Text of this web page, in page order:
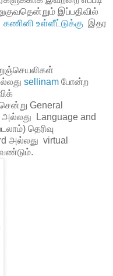
இப்பதிவில்
கணினி உள்ளீட்டுக்கு இதர
sellinam போன்ற
General
அல்லது Language and
தெரிவு
அல்லது virtual